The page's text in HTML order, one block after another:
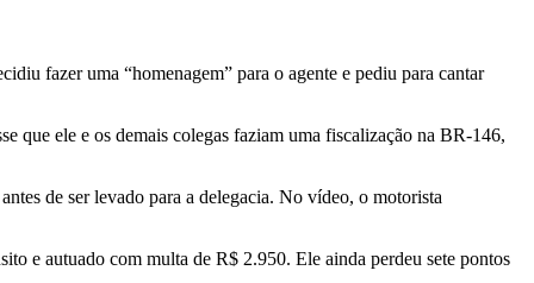
fazer uma “homenagem” para o agente e pediu para cantar
que ele e os demais colegas faziam uma fiscalização na BR-146,
de ser levado para a delegacia. No vídeo, o motorista
e autuado com multa de R$ 2.950. Ele ainda perdeu sete pontos